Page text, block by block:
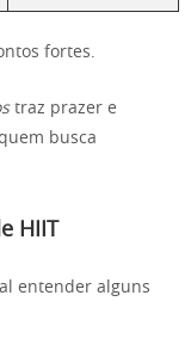
fortes.
traz prazer e
busca
HIIT
entender alguns